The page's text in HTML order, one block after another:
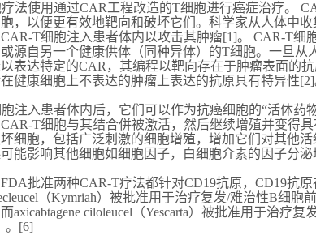
法使用通过CAR工程改造的T细胞进行癌症治疗。
，以便更有效地靶向和破坏它们。科学家从人体中
T细胞注入患者体内以攻击其肿瘤[1]。 CAR-T细
源自另一个健康供体（同种异体）的T细胞。一旦从
表达特定的CAR，其编程以靶向存在于肿瘤表面的
健康细胞上不表达的肿瘤上表达的抗原具有特异性[2]
注入患者体内后，它们可以作为抗癌细胞的“活体药
T细胞与其结合併被激活，然后继续增殖并变得
细胞，包括广泛刺激的细胞增殖，增加它们对其他
能影响其他细胞如细胞因子，白细胞介素的因子分
批准两种CAR-T疗法都针对CD19抗原，CD19抗
（Kymriah）被批准用于治疗复发/难治性B细胞
axicabtagene ciloleucel（Yescarta）被批准用于治疗
。[6]